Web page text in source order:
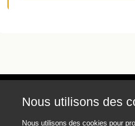
Nous utilisons des
Nous utilisons des cookies pour
Mentions
Protection des données